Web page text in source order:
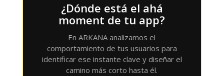
¿Dónde está el ahá
moment de tu app?
En ARKANA analizamos el
comportamiento de tus usuarios para
identificar ese instante clave y diseñar el
camino más corto hasta él.